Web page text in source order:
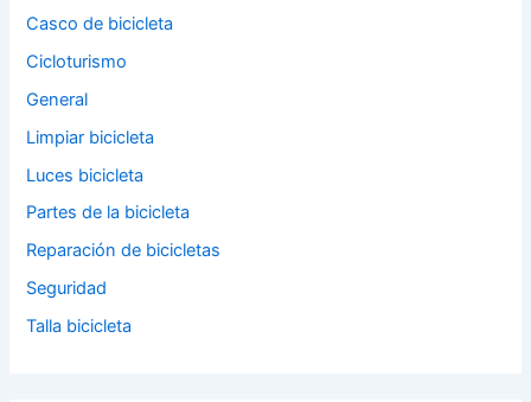
Casco de bicicleta
Cicloturismo
General
Limpiar bicicleta
Luces bicicleta
Partes de la bicicleta
Reparación de bicicletas
Seguridad
Talla bicicleta